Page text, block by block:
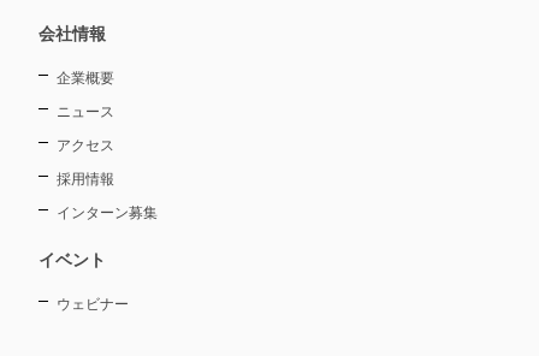
会社情報
企業概要
ニュース
アクセス
採用情報
インターン募集
イベント
ウェビナー